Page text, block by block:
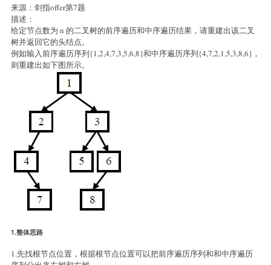
来源：剑指offer第7题
描述：
给定节点数为 n 的二叉树的前序遍历和中序遍历结果，请重建出该二叉
树并返回它的头结点。
例如输入前序遍历序列{1,2,4,7,3,5,6,8}和中序遍历序列{4,7,2,1,5,3,8,6}，
则重建出如下图所示。
1.整体思路
1.先找根节点位置，根据根节点位置可以把前序遍历序列和和中序遍历